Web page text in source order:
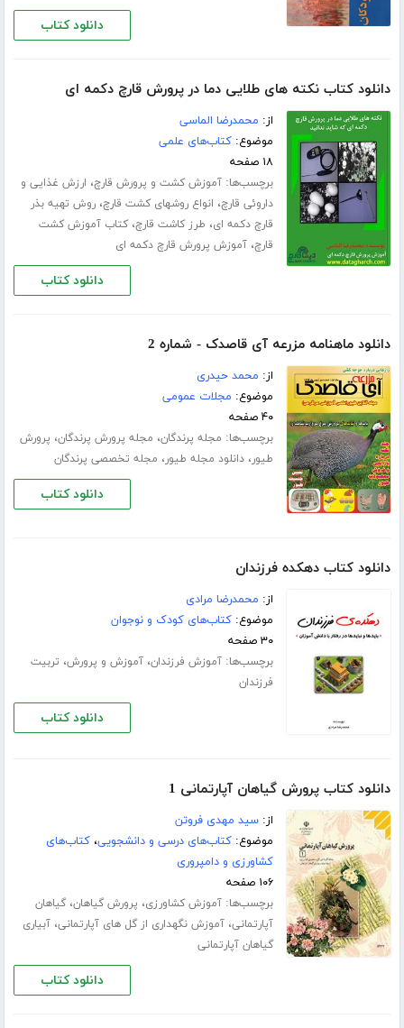
دانلود کتاب
دانلود کتاب نکته های طلایی دما در پرورش قارچ دکمه ای
از: محمدرضا الماسی
موضوع:کتاب‌های علمی
۱۸ صفحه
برچسب‌ها:آموزش کشت و پرورش قارچ، ارزش غذایی و
داروئی قارچ، انواع روشهای کشت قارچ،روش تهیه بذر
قارچ دکمه ای، طرز کاشت قارچ،کتاب آموزش کشت
قارچ،آموزش پرورش قارچ دکمه ای
دانلود کتاب
دانلود ماهنامه مزرعه آی قاصدک - شماره 2
از: محمد حیدری
موضوع: مجلات عمومی
۴۰ صفحه
برچسب‌ها: مجله پرندگان، مجله پرورش پرندگان، پرورش
طیور،دانلود مجله طیور، مجله تخصصی پرندگان
دانلود کتاب
دانلود کتاب دهکده فرزندان
از: محمدرضا مرادی
موضوع:کتاب‌های کودک و نوجوان
۳۰ صفحه
برچسب‌ها:آموزش فرزندان،آموزش و پرورش، تربیت
فرزندان
دانلود کتاب
دانلود کتاب پرورش گیاهان آپارتمانی 1
از:سید مهدی فروتن
موضوع:کتاب‌های درسی و دانشجویی،کتاب‌های
کشاورزی و دامپروری
۱۰۶ صفحه
برچسب‌ها:آموزش کشاورزی، پرورش گیاهان،گیاهان
آپارتمانی،آموزش نگهداری از گل های آپارتمانی،آبیاری
گیاهان آپارتمانی
دانلود کتاب